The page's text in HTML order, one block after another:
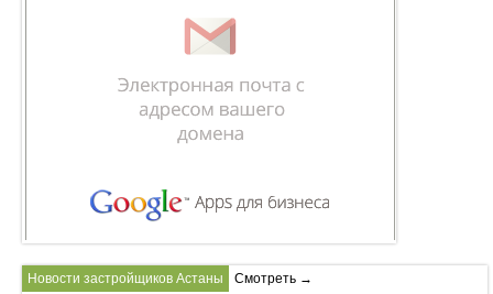
Новости застройщиков Астаны Смотреть →